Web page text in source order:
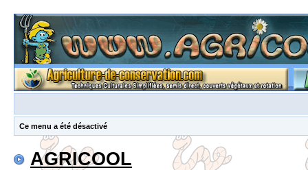
Ce menu a été désactivé
AGRICOOL